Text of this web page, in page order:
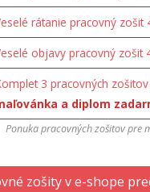
rátanie pracovný zošit
objavy pracovný zošit
3 pracovných
a diplom
Ponuka pracovných zošitov pre
zošity v e-shope